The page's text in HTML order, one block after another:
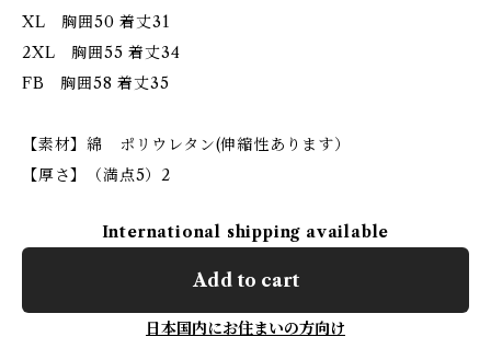
XL 胸囲50 着丈31
2XL 胸囲55 着丈34
FB 胸囲58 着丈35
【素材】綿 ポリウレタン(伸縮性あります）
【厚さ】（満点5）2
International shipping available
Add to cart
日本国内にお住まいの方向け